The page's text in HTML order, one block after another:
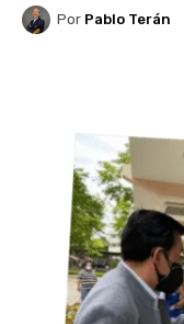
Por Pablo Terán